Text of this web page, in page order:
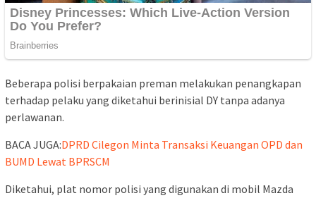
Beberapa polisi berpakaian preman melakukan penangkapan
terhadap pelaku yang diketahui berinisial DY tanpa adanya
perlawanan.
BACA JUGA:DPRD Cilegon Minta Transaksi Keuangan OPD dan
BUMD Lewat BPRSCM
Diketahui, plat nomor polisi yang digunakan di mobil Mazda